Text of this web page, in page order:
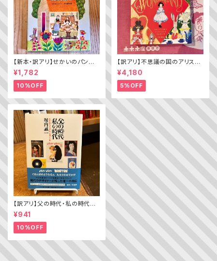
【新本・訳アリ】せかいのパン
ちきゅうのパン（普及版 かこさ
¥1,782
10%OFF
【訳アリ】不思議の国のアリス（A
lice’s Adventures in WOND
ERLAND）
¥4,180
5%OFF
【訳アリ】父の時代・私の時代
─わがエディトリアル・デザイン
史
¥941
10%OFF